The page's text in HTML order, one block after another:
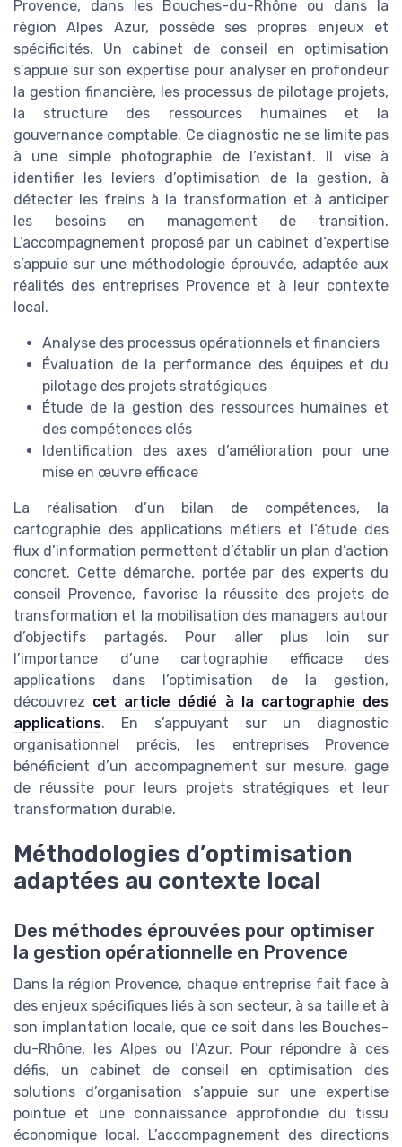
Provence, dans les Bouches-du-Rhône ou dans la
région Alpes Azur, possède ses propres enjeux et
spécificités. Un cabinet de conseil en optimisation
s’appuie sur son expertise pour analyser en profondeur
la gestion financière, les processus de pilotage projets,
la structure des ressources humaines et la
gouvernance comptable. Ce diagnostic ne se limite pas
à une simple photographie de l’existant. Il vise à
identifier les leviers d’optimisation de la gestion, à
détecter les freins à la transformation et à anticiper
les besoins en management de transition.
L’accompagnement proposé par un cabinet d’expertise
s’appuie sur une méthodologie éprouvée, adaptée aux
réalités des entreprises Provence et à leur contexte
local.
Analyse des processus opérationnels et financiers
Évaluation de la performance des équipes et du
pilotage des projets stratégiques
Étude de la gestion des ressources humaines et
des compétences clés
Identification des axes d’amélioration pour une
mise en œuvre efficace
La réalisation d’un bilan de compétences, la
cartographie des applications métiers et l’étude des
flux d’information permettent d’établir un plan d’action
concret. Cette démarche, portée par des experts du
conseil Provence, favorise la réussite des projets de
transformation et la mobilisation des managers autour
d’objectifs partagés. Pour aller plus loin sur
l’importance d’une cartographie efficace des
applications dans l’optimisation de la gestion,
découvrez cet article dédié à la cartographie des
applications. En s’appuyant sur un diagnostic
organisationnel précis, les entreprises Provence
bénéficient d’un accompagnement sur mesure, gage
de réussite pour leurs projets stratégiques et leur
transformation durable.
Méthodologies d’optimisation
adaptées au contexte local
Des méthodes éprouvées pour optimiser
la gestion opérationnelle en Provence
Dans la région Provence, chaque entreprise fait face à
des enjeux spécifiques liés à son secteur, à sa taille et à
son implantation locale, que ce soit dans les Bouches-
du-Rhône, les Alpes ou l’Azur. Pour répondre à ces
défis, un cabinet de conseil en optimisation des
solutions d’organisation s’appuie sur une expertise
pointue et une connaissance approfondie du tissu
économique local. L’accompagnement des directions